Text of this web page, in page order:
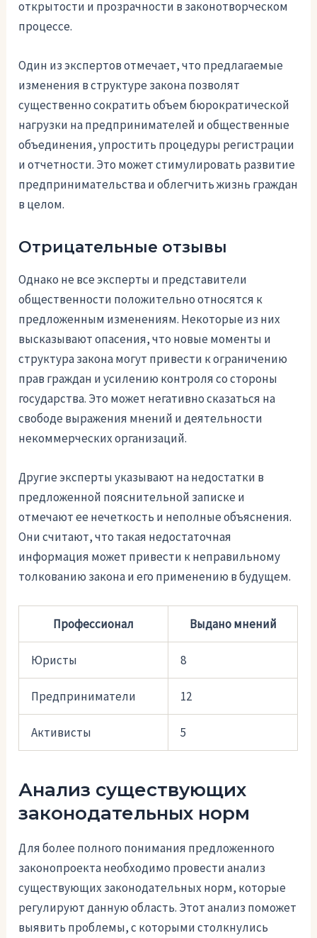
открытости и прозрачности в законотворческом
процессе.
Один из экспертов отмечает, что предлагаемые
изменения в структуре закона позволят
существенно сократить объем бюрократической
нагрузки на предпринимателей и общественные
объединения, упростить процедуры регистрации
и отчетности. Это может стимулировать развитие
предпринимательства и облегчить жизнь граждан
в целом.
Отрицательные отзывы
Однако не все эксперты и представители
общественности положительно относятся к
предложенным изменениям. Некоторые из них
высказывают опасения, что новые моменты и
структура закона могут привести к ограничению
прав граждан и усилению контроля со стороны
государства. Это может негативно сказаться на
свободе выражения мнений и деятельности
некоммерческих организаций.
Другие эксперты указывают на недостатки в
предложенной пояснительной записке и
отмечают ее нечеткость и неполные объяснения.
Они считают, что такая недостаточная
информация может привести к неправильному
толкованию закона и его применению в будущем.
Профессионал Выдано мнений
Юристы 8
Предприниматели 12
Активисты 5
Анализ существующих
законодательных норм
Для более полного понимания предложенного
законопроекта необходимо провести анализ
существующих законодательных норм, которые
регулируют данную область. Этот анализ поможет
выявить проблемы, с которыми столкнулись